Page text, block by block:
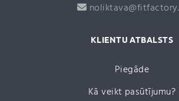
KLIENTU ATBALSTS
Piegāde
Kā veikt pasūtījumu?